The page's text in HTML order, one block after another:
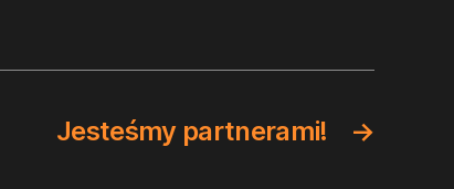
→
Jesteśmy partnerami!